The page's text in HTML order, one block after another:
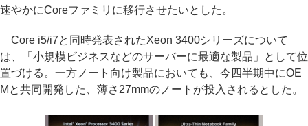
速やかにCoreファミリに移行させたいとした。
Core i5/i7と同時発表されたXeon 3400シリーズについて
は、「小規模ビジネスなどのサーバーに最適な製品」として位
置づける。一方ノート向け製品においても、今四半期中にOE
Mと共同開発した、薄さ27mmのノートが投入されるとした。